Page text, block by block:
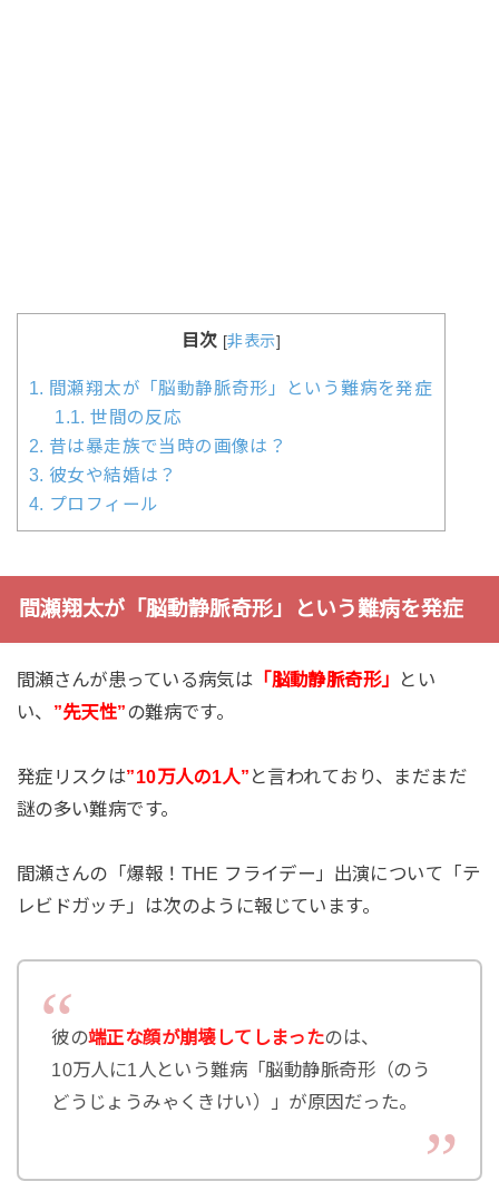
目次 [非表示]
1. 間瀬翔太が「脳動静脈奇形」という難病を発症
1.1. 世間の反応
2. 昔は暴走族で当時の画像は？
3. 彼女や結婚は？
4. プロフィール
間瀬翔太が「脳動静脈奇形」という難病を発症
間瀬さんが患っている病気は 「脳動静脈奇形」
とい
い、 ”先天性”の難病です。
発症リスクは”10万人の1人” と言われており、まだまだ
謎の多い難病です。
間瀬さんの「爆報！THE フライデー」出演について「テ
レビドガッチ」は次のように報じています。
彼の端正な顔が崩壊してしまったのは、
10万人に1人という難病「脳動静脈奇形（のう
どうじょうみゃくきけい）」が原因だった。